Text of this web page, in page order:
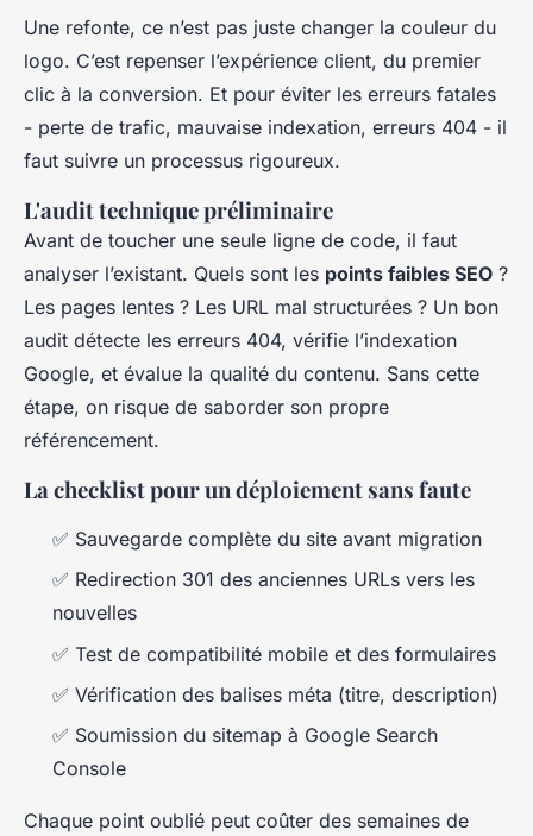
Une refonte, ce n’est pas juste changer la couleur du
logo. C’est repenser l’expérience client, du premier
clic à la conversion. Et pour éviter les erreurs fatales
- perte de trafic, mauvaise indexation, erreurs 404 - il
faut suivre un processus rigoureux.
L'audit technique préliminaire
Avant de toucher une seule ligne de code, il faut
analyser l’existant. Quels sont les points faibles SEO ?
Les pages lentes ? Les URL mal structurées ? Un bon
audit détecte les erreurs 404, vérifie l’indexation
Google, et évalue la qualité du contenu. Sans cette
étape, on risque de saborder son propre
référencement.
La checklist pour un déploiement sans faute
✅ Sauvegarde complète du site avant migration
✅ Redirection 301 des anciennes URLs vers les
nouvelles
✅ Test de compatibilité mobile et des formulaires
✅ Vérification des balises méta (titre, description)
✅ Soumission du sitemap à Google Search
Console
Chaque point oublié peut coûter des semaines de